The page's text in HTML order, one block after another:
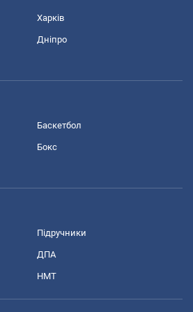
Харків
Дніпро
Баскетбол
Бокс
Підручники
ДПА
НМТ